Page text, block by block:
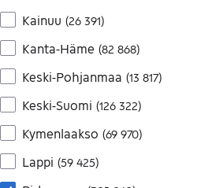
Kainuu (26 391)
Kanta-Häme (82 868)
Keski-Pohjanmaa (13 817)
Keski-Suomi (126 322)
Kymenlaakso (69 970)
Lappi (59 425)